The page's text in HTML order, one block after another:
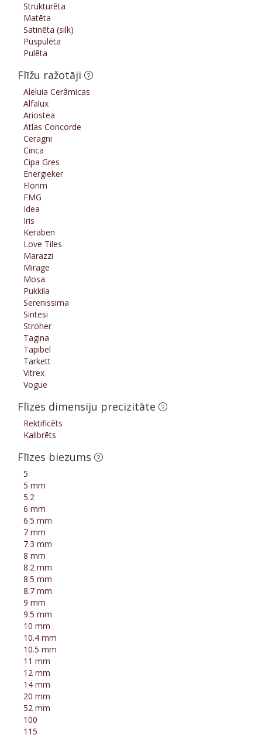
Strukturēta
Matēta
Satinēta (silk)
Puspulēta
Pulēta
Flīžu ražotāji
Aleluia Cerâmicas
Alfalux
Ariostea
Atlas Concorde
Ceragni
Cinca
Cipa Gres
Energieker
Florim
FMG
Idea
Iris
Keraben
Love Tiles
Marazzi
Mirage
Mosa
Pukkila
Serenissima
Sintesi
Ströher
Tagina
Tapibel
Tarkett
Vitrex
Vogue
Flīzes dimensiju precizitāte
Rektificēts
Kalibrēts
Flīzes biezums
5
5 mm
5.2
6 mm
6.5 mm
7 mm
7.3 mm
8 mm
8.2 mm
8.5 mm
8.7 mm
9 mm
9.5 mm
10 mm
10.4 mm
10.5 mm
11 mm
12 mm
14 mm
20 mm
52 mm
100
115